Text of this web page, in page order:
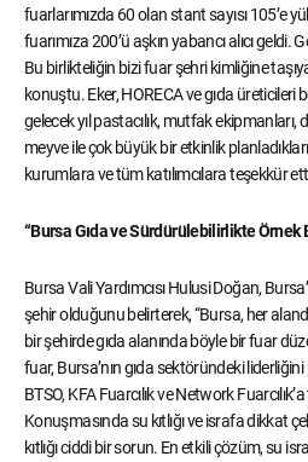
fuarlarımızda 60 olan stant sayısı 105’e
fuarımıza 200’ü aşkın yabancı alıcı geldi.
Bu birlikteliğin bizi fuar şehri kimliğine
konuştu. Eker, HORECA ve gıda üreticileri
gelecek yıl pastacılık, mutfak
meyve ile çok büyük bir etkinlik
kurumlara ve tüm katılımcılara teşekkür
“Bursa Gıda ve Sürdürülebilirlikte Örnek
Bursa Vali Yardımcısı Hulusi Doğan,
şehir olduğunu belirterek, “Bursa, her
bir şehirde gıda alanında böyle bir fuar
fuar, Bursa’nın gıda sektöründeki
BTSO, KFA Fuarcılık ve Network
Konuşmasında su kıtlığı ve israfa dikkat
kıtlığı ciddi bir sorun. En etkili çözüm, su